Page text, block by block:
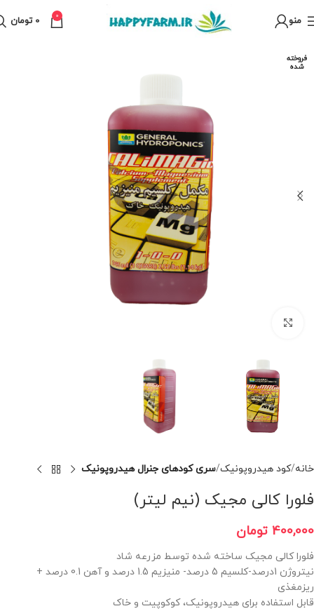
منو 0
0 تومان
فروخته
شده
خانه کود هیدروپونیک سری کودهای جنرال هیدروپونیک
فلورا کالی مجیک (نیم لیتر)
400,000 تومان
فلورا کالی مجیک ساخته شده توسط مزرعه شاد
نیتروژن 1درصد-کلسیم 5 درصد- منیزیم 1.5 درصد و آهن 0.1 درصد +
ریزمغذی
قابل استفاده برای هیدروپونیک، کوکوپیت و خاک